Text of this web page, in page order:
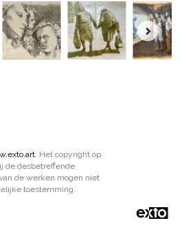
. Het copyright op
de desbetreffende
de werken mogen niet
toestemming.